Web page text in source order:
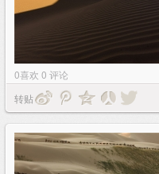
0喜欢 0 评论
转贴